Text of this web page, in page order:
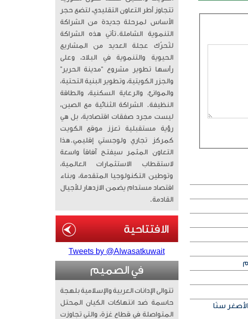
سنًا
تتجاوز أطر التعاون التقليدي، لتضع حجر
الأساس لمرحلة جديدة من الشراكة
التنموية الشاملة. ​تأتي هذه الشراكة
لتُحرّك عجلة العديد من المشاريع
الحيوية والتنموية في البلاد، وعلى
رأسها تطوير مشروع “مدينة الحرير”
والجزر الكويتية، وتطوير البنية التحتية،
والموانئ، والرعاية السكنية، والطاقة
النظيفة. الشراكة الثنائية مع الصين،
ليست مجرد صفقات اقتصادية، بل هي
رؤية مستقبلية تعزز موقع الكويت
كمركز تجاري ولوجستي إقليمي. ​هذا
التعاون المثمر سيفتح آفاقاً واسعة
لاستقطاب الاستثمارات العالمية،
وتوطين التكنولوجيا المتقدمة، وبناء
اقتصاد مستدام يضمن الازدهار للأجيال
القادمة.
Tweets by @Alwasatkuwait
في الصميم
تتوالى الإدانات العربية والإسلامية بلهجة
حاسمة ضد انتهاكات الكيان المحتل
المتواصلة في قطاع غزة، والتي تجاوزت